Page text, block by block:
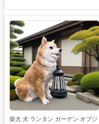
柴犬 犬 ランタン ガーデン オブジ